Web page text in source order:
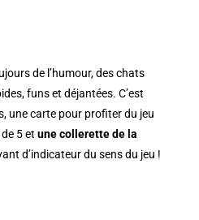
de l’humour, des chats
funs et déjantées. C’est
une carte pour profiter du jeu
5 et une collerette de la
d’indicateur du sens du jeu !